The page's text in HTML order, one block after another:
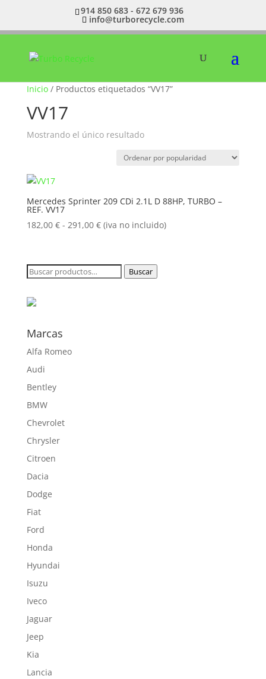
914 850 683 - 672 679 936
info@turborecycle.com
Inicio/ Productos etiquetados “VV17”
VV17
Mostrando el único resultado
Mercedes Sprinter 209 CDi 2.1L D 88HP, TURBO –
REF. VV17
182,00 € - 291,00 €Rango
desde
182,00 €
(iva no incluido)
Buscar
Buscar
Marcas
Alfa Romeo
Audi
Bentley
BMW
Chevrolet
Chrysler
Citroen
Dacia
Dodge
Fiat
Ford
Honda
Hyundai
Isuzu
Iveco
Jaguar
Jeep
Kia
Lancia